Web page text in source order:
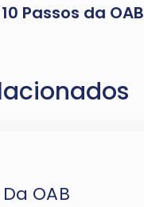
Passos da OAB
OAB